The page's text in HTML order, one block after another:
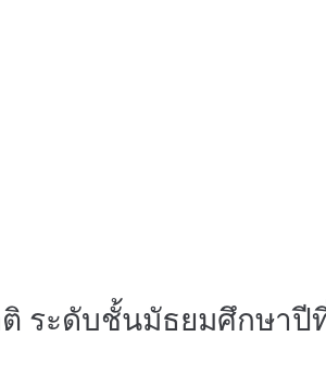
ระดับชั้นมัธยมศึกษาปี